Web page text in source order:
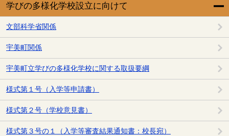
学びの多様化学校設立に向けて
文部科学省関係
宇美町関係
宇美町立学びの多様化学校に関する取扱要綱
様式第１号（入学等申請書）
様式第２号（学校意見書）
様式第３号の１（入学等審査結果通知書：校長宛）